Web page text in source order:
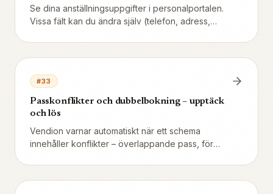
Se dina anställningsuppgifter i personalportalen.
Vissa fält kan du ändra själv (telefon, adress,
#33
Passkonflikter och dubbelbokning – upptäck
och lös
Vendion varnar automatiskt när ett schema
innehåller konflikter – överlappande pass, för
och löser du varningarna innan publicering.